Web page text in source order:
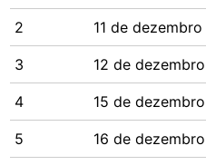
2 11 de dezembro
3 12 de dezembro
4 15 de dezembro
5 16 de dezembro